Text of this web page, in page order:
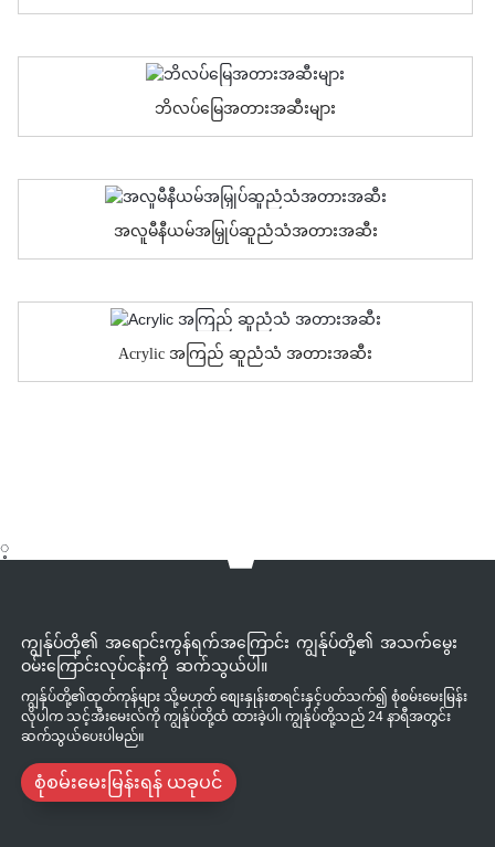
ဘိလပ်မြေအတားအဆီးများ
အလူမီနီယမ်အမြှုပ်ဆူညံသံအတားအဆီး
Acrylic အကြည် ဆူညံသံ အတားအဆီး
့
ကျွန်ုပ်တို့၏ အရောင်းကွန်ရက်အကြောင်း ကျွန်ုပ်တို့၏ အသက်မွေး
ဝမ်းကြောင်းလုပ်ငန်းကို ဆက်သွယ်ပါ။
ကျွန်ုပ်တို့၏ထုတ်ကုန်များ သို့မဟုတ် စျေးနှုန်းစာရင်းနှင့်ပတ်သက်၍ စုံစမ်းမေးမြန်း
လိုပါက သင့်အီးမေးလ်ကို ကျွန်ုပ်တို့ထံ ထားခဲ့ပါ၊ ကျွန်ုပ်တို့သည် 24 နာရီအတွင်း
ဆက်သွယ်ပေးပါမည်။
စုံစမ်းမေးမြန်းရန် ယခုပင်